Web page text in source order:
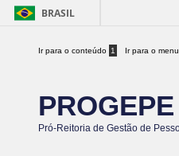
BRASIL
Ir para o conteúdo 1 Ir para o menu
PROGEPE
Pró-Reitoria de Gestão de